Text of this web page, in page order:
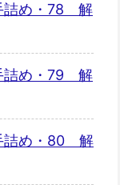
詰め・78 解
詰め・79 解
詰め・80 解